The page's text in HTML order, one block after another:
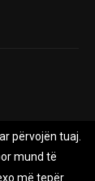
përvojën tuaj.
mund të
më tepër